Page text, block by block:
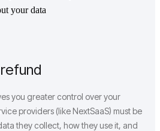
your data
you greater control over your
providers (like NextSaaS) must be
they collect, how they use it, and